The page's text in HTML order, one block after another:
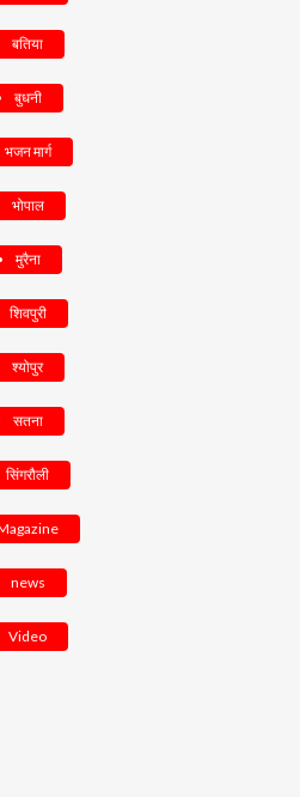
बतिया
बुधनी
भजन मार्ग
भोपाल
मुरैना
शिवपुरी
श्योपुर
सतना
सिंगरौली
news
Video